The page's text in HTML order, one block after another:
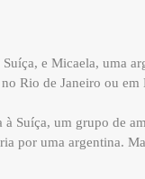
e Micaela, uma
Rio de Janeiro ou
à Suíça, um grupo de
por uma argentina.